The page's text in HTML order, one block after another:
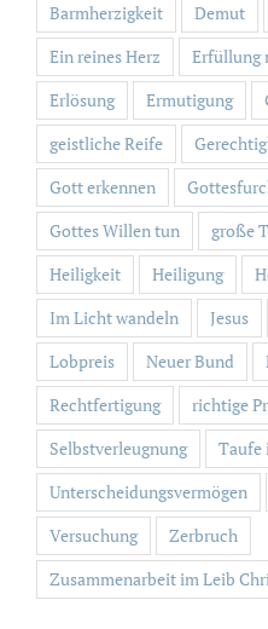
Barmherzigkeit
Demut
Ein reines Herz
Erfüllung
Erlösung
Ermutigung
geistliche Reife
Gott erkennen
Gottes Willen tun
große
Heiligkeit
Heiligung
Im Licht wandeln
Jesus
Lobpreis
Neuer Bund
Rechtfertigung
richtige
Selbstverleugnung
Taufe
Unterscheidungsvermögen
Versuchung
Zerbruch
Zusammenarbeit im Leib